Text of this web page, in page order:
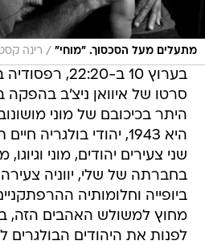
מתעלים מעל הסכסוך. "מוחי" / רינה
בערוץ 10 ב-22:20, רפסודיה בולגרית
סרטו של איוואן ניצ'ב בהפקה
היתר בכיכובם של מוני
היא 1943, יהודי
שני צעירים יהודים, מוני
בחברתה של שלי, יווניה
ביופייה וחלומותיה
מחוץ למשולש האהבים הזה,
לפנות את היהודים